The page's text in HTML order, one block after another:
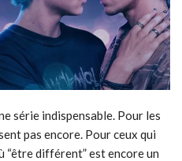
série indispensable. Pour les
pas encore. Pour ceux qui
“être différent” est encore un